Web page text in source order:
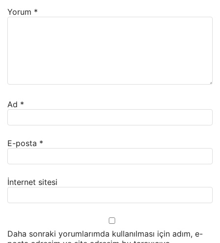
Yorum *
Ad *
E-posta *
İnternet sitesi
Daha sonraki yorumlarımda kullanılması için adım, e-